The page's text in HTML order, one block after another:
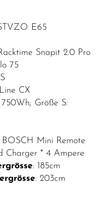
E65
Snapit 2.0 Pro
75
CX
Größe S:
Mini Remote
Charger * 4 Ampere
: 185cm
: 203cm